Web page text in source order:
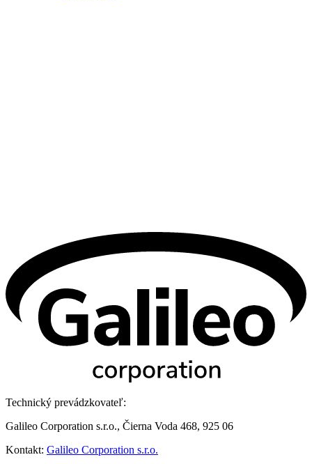
Technický prevádzkovateľ:
Galileo Corporation s.r.o., Čierna Voda 468, 925 06
Kontakt: Galileo Corporation s.r.o.